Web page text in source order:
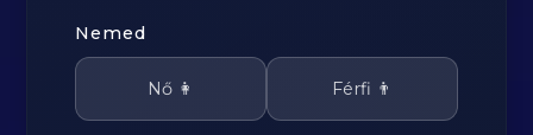
Nemed
Nő 👩 Férfi 👨